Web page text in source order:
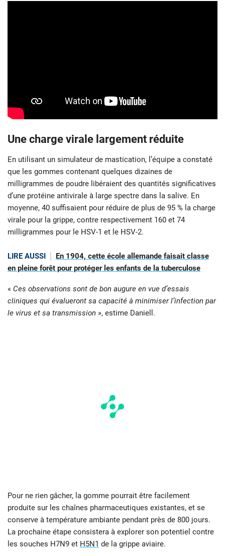
Une charge virale largement réduite
En utilisant un simulateur de mastication, l’équipe a constaté
que les gommes contenant quelques dizaines de
milligrammes de poudre libéraient des quantités significatives
d’une protéine antivirale à large spectre dans la salive. En
moyenne, 40 suffisaient pour réduire de plus de 95 % la charge
virale pour la grippe, contre respectivement 160 et 74
milligrammes pour le HSV-1 et le HSV-2.
LIRE AUSSI
En 1904, cette école allemande faisait classe
en pleine forêt pour protéger les enfants de la tuberculose
« Ces observations sont de bon augure en vue d’essais
cliniques qui évalueront sa capacité à minimiser l’infection par
le virus et sa transmission », estime Daniell.
Pour ne rien gâcher, la gomme pourrait être facilement
produite sur les chaînes pharmaceutiques existantes, et se
conserve à température ambiante pendant près de 800 jours.
La prochaine étape consistera à explorer son potentiel contre
les souches H7N9 et H5N1 de la grippe aviaire.